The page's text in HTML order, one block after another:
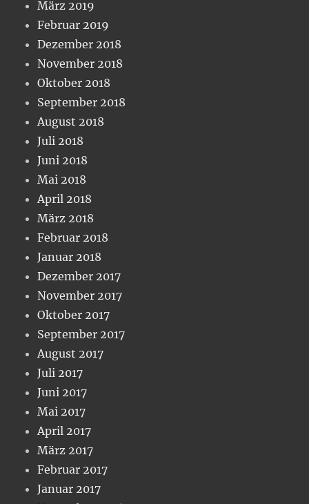
März 2019
Februar 2019
Dezember 2018
November 2018
Oktober 2018
September 2018
August 2018
Juli 2018
Juni 2018
Mai 2018
April 2018
März 2018
Februar 2018
Januar 2018
Dezember 2017
November 2017
Oktober 2017
September 2017
August 2017
Juli 2017
Juni 2017
Mai 2017
April 2017
März 2017
Februar 2017
Januar 2017